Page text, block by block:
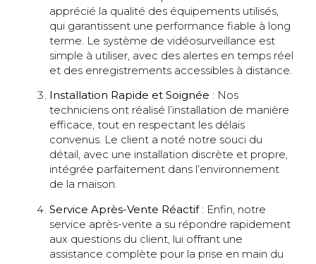
apprécié la qualité des équipements utilisés,
qui garantissent une performance fiable à long
terme. Le système de vidéosurveillance est
simple à utiliser, avec des alertes en temps réel
et des enregistrements accessibles à distance.
Installation Rapide et Soignée : Nos
techniciens ont réalisé l’installation de manière
efficace, tout en respectant les délais
convenus. Le client a noté notre souci du
détail, avec une installation discrète et propre,
intégrée parfaitement dans l’environnement
de la maison.
Service Après-Vente Réactif: Enfin, notre
service après-vente a su répondre rapidement
aux questions du client, lui offrant une
assistance complète pour la prise en main du